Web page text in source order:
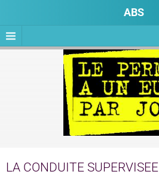
ABS
LA CONDUITE SUPERVISEE